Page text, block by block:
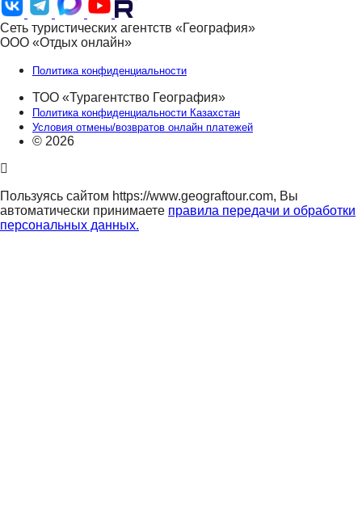
Сеть туристических агентств «География»
ООО «Отдых онлайн»
Политика конфиденциальности
ТОО «Турагентство География»
Политика конфиденциальности Казахстан
Условия отмены/возвратов онлайн платежей
© 2026
Пользуясь сайтом https://www.geograftour.com, Вы
автоматически принимаете правила передачи и обработки
персональных данных.